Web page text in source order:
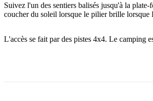
Suivez l'un des sentiers balisés jusqu'à la
coucher du soleil lorsque le pilier brille lorsque
L'accès se fait par des pistes 4x4. Le camping